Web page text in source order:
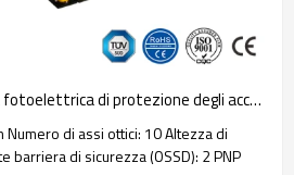
Serie DK-QSA｜Barriera fotoelettrica di protezione degli accessi multi-lato｜DADISICK
Numero di assi ottici: 10 Altezza di
barriera di sicurezza (OSSD): 2 PNP